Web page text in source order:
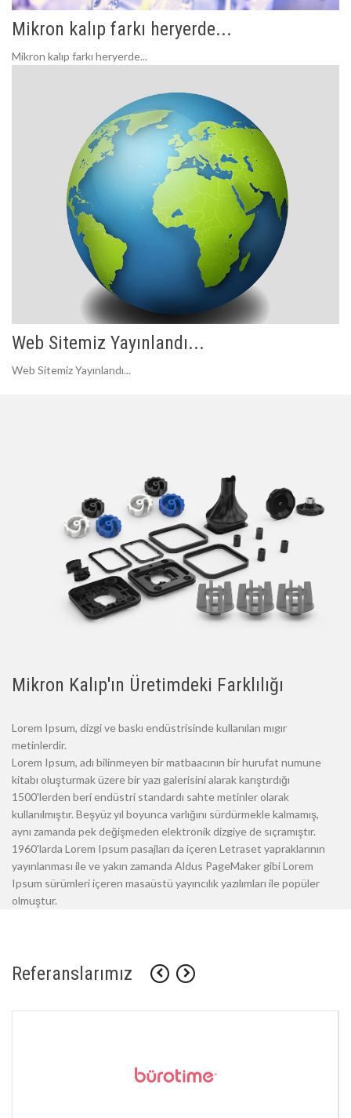
Mikron kalıp farkı heryerde...
Mikron kalıp farkı heryerde...
Web Sitemiz Yayınlandı...
Web Sitemiz Yayınlandı...
Mikron Kalıp'ın Üretimdeki Farklılığı
Lorem Ipsum, dizgi ve baskı endüstrisinde kullanılan mıgır
metinlerdir.
Lorem Ipsum, adı bilinmeyen bir matbaacının bir hurufat numune
kitabı oluşturmak üzere bir yazı galerisini alarak karıştırdığı
1500'lerden beri endüstri standardı sahte metinler olarak
kullanılmıştır. Beşyüz yıl boyunca varlığını sürdürmekle kalmamış,
aynı zamanda pek değişmeden elektronik dizgiye de sıçramıştır.
1960'larda Lorem Ipsum pasajları da içeren Letraset yapraklarının
yayınlanması ile ve yakın zamanda Aldus PageMaker gibi Lorem
Ipsum sürümleri içeren masaüstü yayıncılık yazılımları ile popüler
olmuştur.
Referanslarımız